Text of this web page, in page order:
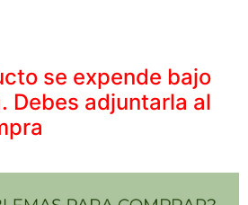
se expende bajo
Debes adjuntarla al